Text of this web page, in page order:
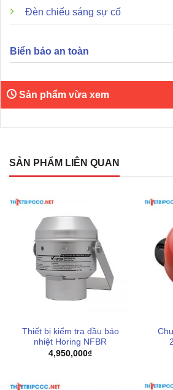
Hướng dẫn sử dụng Q01
Chứng chỉ Q01 (CE)
Chứng chỉ CPR Q01-2
Chứng chỉ CPR Q01-3
Chứng chỉ UKCA Q01-4
Đặc điểm và ưu điểm nổi bật
Đèn chiếu sáng sự cố
Biển báo an toàn
Sản phẩm vừa xem
SẢN PHẨM LIÊN QUAN
Thiết bị kiểm tra đầu báo
nhiệt Horing NFBR
4,950,000₫